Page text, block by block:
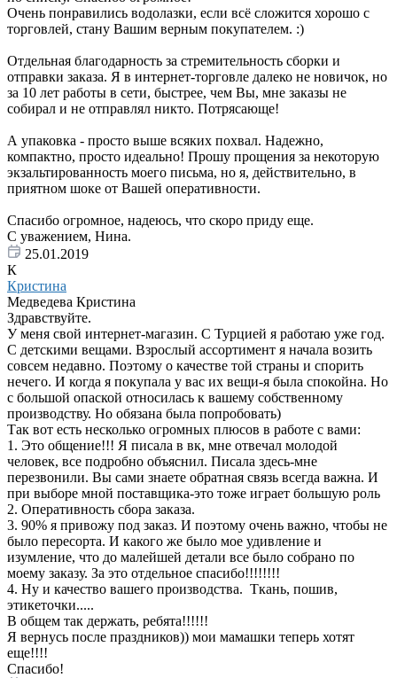
Очень понравились водолазки, если всё сложится хорошо с
торговлей, стану Вашим верным покупателем. :)
Отдельная благодарность за стремительность сборки и
отправки заказа. Я в интернет-торговле далеко не новичок, но
за 10 лет работы в сети, быстрее, чем Вы, мне заказы не
собирал и не отправлял никто. Потрясающе!
А упаковка - просто выше всяких похвал. Надежно,
компактно, просто идеально! Прошу прощения за некоторую
экзальтированность моего письма, но я, действительно, в
приятном шоке от Вашей оперативности.
Спасибо огромное, надеюсь, что скоро приду еще.
С уважением, Нина.
25.01.2019
К
Кристина
Медведева Кристина
Здравствуйте.
У меня свой интернет-магазин. С Турцией я работаю уже год.
С детскими вещами. Взрослый ассортимент я начала возить
совсем недавно. Поэтому о качестве той страны и спорить
нечего. И когда я покупала у вас их вещи-я была спокойна. Но
с большой опаской относилась к вашему собственному
производству. Но обязана была попробовать)
Так вот есть несколько огромных плюсов в работе с вами:
1. Это общение!!! Я писала в вк, мне отвечал молодой
человек, все подробно объяснил. Писала здесь-мне
перезвонили. Вы сами знаете обратная связь всегда важна. И
при выборе мной поставщика-это тоже играет большую роль
2. Оперативность сбора заказа.
3. 90% я привожу под заказ. И поэтому очень важно, чтобы не
было пересорта. И какого же было мое удивление и
изумление, что до малейшей детали все было собрано по
моему заказу. За это отдельное спасибо!!!!!!!!
4. Ну и качество вашего производства. Ткань, пошив,
этикеточки.....
В общем так держать, ребята!!!!!!
Я вернусь после праздников)) мои мамашки теперь хотят
еще!!!!
Спасибо!